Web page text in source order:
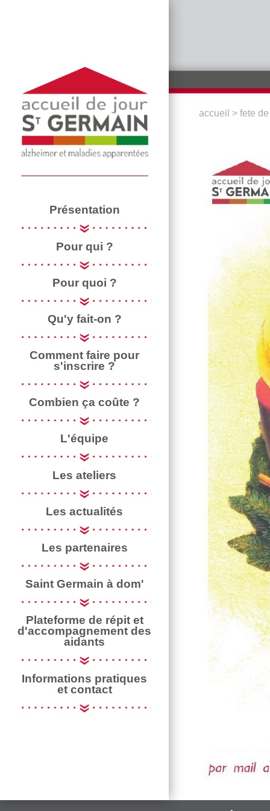
Présentation
Pour qui ?
Pour quoi ?
Qu'y fait-on ?
Comment faire pour
s'inscrire ?
Combien ça coûte ?
L'équipe
Les ateliers
Les actualités
Les partenaires
Saint Germain à dom'
Plateforme de répit et
d'accompagnement des
aidants
Informations pratiques
et contact
accueil > fete